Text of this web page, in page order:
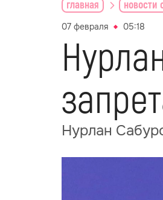
главная новости
07 февраля 05:18
Нурлан